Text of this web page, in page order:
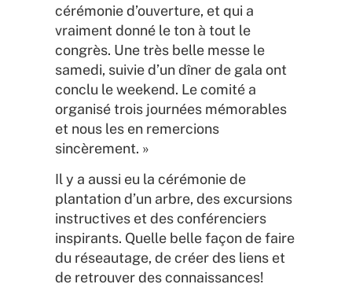
cérémonie d’ouverture, et qui a
vraiment donné le ton à tout le
congrès. Une très belle messe le
samedi, suivie d’un dîner de gala ont
conclu le weekend. Le comité a
organisé trois journées mémorables
et nous les en remercions
sincèrement. »
Il y a aussi eu la cérémonie de
plantation d’un arbre, des excursions
instructives et des conférenciers
inspirants. Quelle belle façon de faire
du réseautage, de créer des liens et
de retrouver des connaissances!